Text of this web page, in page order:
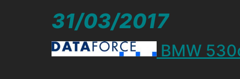
31/03/2017
BMW